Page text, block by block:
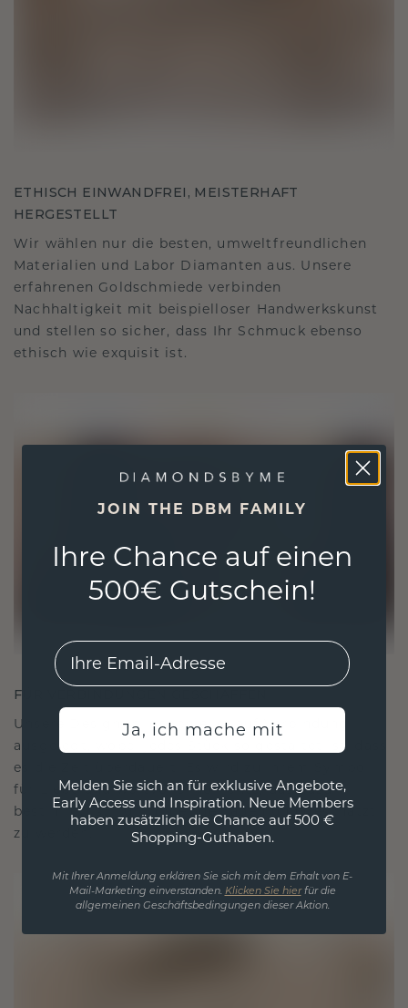
ETHISCH EINWANDFREI, MEISTERHAFT
HERGESTELLT
Wir wählen nur die besten, umweltfreundlichen
Materialien und Labor Diamanten aus. Unsere
erfahrenen Goldschmiede verbinden
Nachhaltigkeit mit beispielloser Handwerkskunst
und stellen so sicher, dass Ihr Schmuck ebenso
ethisch wie exquisit ist.
FÜR VERBINDUNGEN GESCHAFFEN
Unsere Designphilosophie ist auf Verbindung
ausgelegt, wobei jedes Stück so gestaltet ist, dass
es die Zeit überdauert. Es wird zu Ihrem Symbol
für Liebe und wertvolle Momente, das dazu
bestimmt ist, für immer getragen und geschätzt
zu werden.
JOIN THE DBM FAMILY
Ihre Chance auf einen
500€ Gutschein!
EMail
Ja, ich mache mit
Melden Sie sich an für exklusive Angebote,
Early Access und Inspiration. Neue Members
haben zusätzlich die Chance auf 500 €
Shopping-Guthaben.
Mit Ihrer Anmeldung erklären Sie sich mit dem Erhalt von E-
Mail-Marketing einverstanden. Klicken Sie hierfür die
allgemeinen Geschäftsbedingungen dieser Aktion.